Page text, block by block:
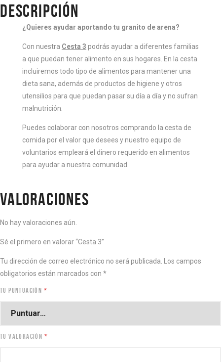
DESCRIPCIÓN
¿Quieres ayudar aportando tu granito de arena?
Con nuestra Cesta 3 podrás ayudar a diferentes familias
a que puedan tener alimento en sus hogares. En la cesta
incluiremos todo tipo de alimentos para mantener una
dieta sana, además de productos de higiene y otros
utensilios para que puedan pasar su día a día y no sufran
malnutrición.
Puedes colaborar con nosotros comprando la cesta de
comida por el valor que desees y nuestro equipo de
voluntarios empleará el dinero requerido en alimentos
para ayudar a nuestra comunidad.
VALORACIONES
No hay valoraciones aún.
Sé el primero en valorar “Cesta 3”
Tu dirección de correo electrónico no será publicada. Los campos
obligatorios están marcados con *
TU PUNTUACIÓN *
TU VALORACIÓN *